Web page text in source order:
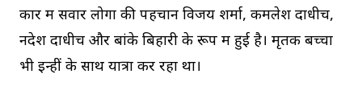
कार में सवार लोगों की पहचान विजय शर्मा, कमलेश दाधीच,
नदेश दाधीच और बांके बिहारी के रूप में हुई है। मृतक बच्चा
भी इन्हीं के साथ यात्रा कर रहा था।